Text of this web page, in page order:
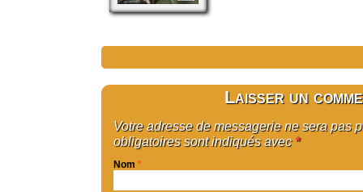
Laisser un
Votre adresse de messagerie ne sera pas
obligatoires sont indiqués avec *
Nom *